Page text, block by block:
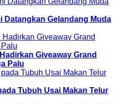
Datangkan Gelandang Muda
Giveaway Grand
Palu
Tubuh Usai Makan Telur